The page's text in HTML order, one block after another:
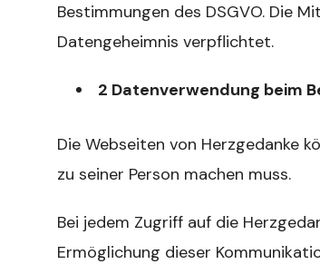
Bestimmungen des DSGVO. Die
Datengeheimnis verpflichtet.
2 Datenverwendung beim
Die Webseiten von Herzgedanke
zu seiner Person machen muss.
Bei jedem Zugriff auf die
Ermöglichung dieser